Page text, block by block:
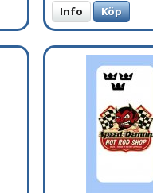
Info Köp